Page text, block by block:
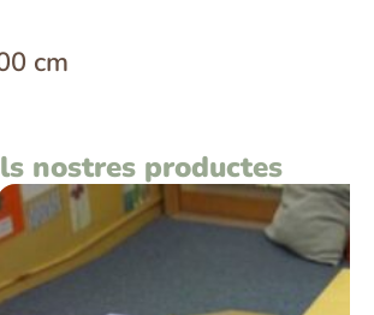
cm
nostres productes